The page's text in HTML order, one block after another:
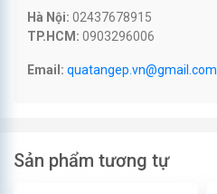
Hà Nội: 02437678915
TP.HCM: 0903296006
Email: quatangep.vn@gmail.com
Sản phẩm tương tự